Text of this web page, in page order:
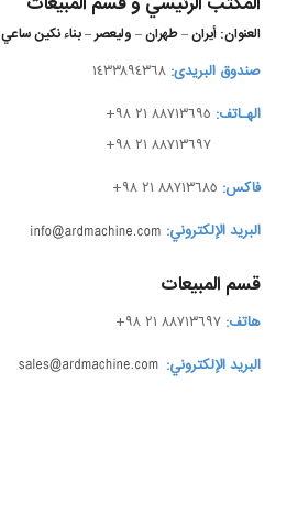
العنوان: أيران – طهران – وليعصر – بناء نكين ساعي ۲۲۴۴ – رقم ۷۰۴٫
صندوق البریدی:
الهـاتف: +٩٨ ٢١ ٨٨٧١٣٦٩٥
+٩٨ ٢١ ٨٨٧١٣٦٩٧
فاکس: +٩٨ ٢١ ٨٨٧١٣٦٨٥
البريد الإلكتروني:
قسم المبيعات
هاتف: +٩٨ ٢١ ٨٨٧١٣٦٩٧
البريد الإلكتروني: